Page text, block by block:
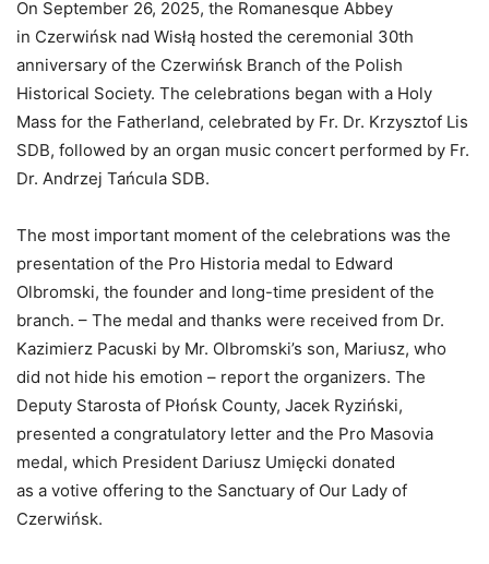
On September 26, 2025, the Romanesque Abbey
in Czerwińsk nad Wisłą hosted the ceremonial 30th
anniversary of the Czerwińsk Branch of the Polish
Historical Society. The celebrations began with a Holy
Mass for the Fatherland, celebrated by Fr. Dr. Krzysztof Lis
SDB, followed by an organ music concert performed by Fr.
Dr. Andrzej Tańcula SDB.
The most important moment of the celebrations was the
presentation of the Pro Historia medal to Edward
Olbromski, the founder and long-time president of the
branch. – The medal and thanks were received from Dr.
Kazimierz Pacuski by Mr. Olbromski’s son, Mariusz, who
did not hide his emotion – report the organizers. The
Deputy Starosta of Płońsk County, Jacek Ryziński,
presented a congratulatory letter and the Pro Masovia
medal, which President Dariusz Umięcki donated
as a votive offering to the Sanctuary of Our Lady of
Czerwińsk.